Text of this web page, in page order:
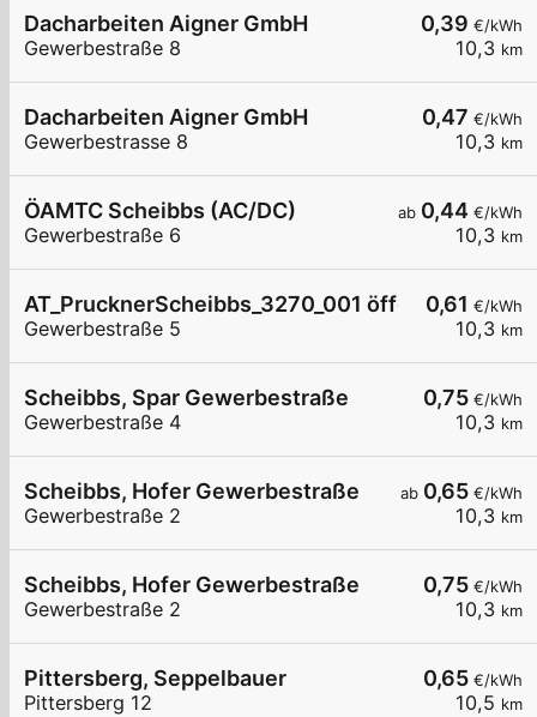
0,39 €/kWh
10,3 km
Dacharbeiten Aigner GmbH
Gewerbestraße 8
0,47 €/kWh
10,3 km
Dacharbeiten Aigner GmbH
Gewerbestrasse 8
ab 0,44 €/kWh
10,3 km
ÖAMTC Scheibbs (AC/DC)
Gewerbestraße 6
0,61 €/kWh
10,3 km
AT_PrucknerScheibbs_3270_001 öffentlich
Gewerbestraße 5
0,75 €/kWh
10,3 km
Scheibbs, Spar Gewerbestraße
Gewerbestraße 4
ab 0,65 €/kWh
10,3 km
Scheibbs, Hofer Gewerbestraße
Gewerbestraße 2
0,75 €/kWh
10,3 km
Scheibbs, Hofer Gewerbestraße
Gewerbestraße 2
0,65 €/kWh
10,5 km
Pittersberg, Seppelbauer
Pittersberg 12